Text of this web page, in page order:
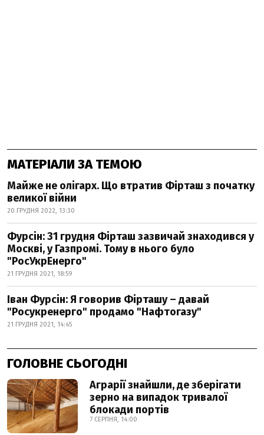
МАТЕРІАЛИ ЗА ТЕМОЮ
Майже не олігарх. Що втратив Фірташ з початку
великої війни
20 ГРУДНЯ 2022, 13:30
Фурсін: 31 грудня Фірташ зазвичай знаходився у
Москві, у Газпромі. Тому в нього було
"РосУкрЕнерго"
21 ГРУДНЯ 2021, 18:59
Іван Фурсін: Я говорив Фірташу – давай
"Росукренерго" продамо "Нафтогазу"
21 ГРУДНЯ 2021, 14:45
ГОЛОВНЕ СЬОГОДНІ
Аграрії знайшли, де зберігати
зерно на випадок тривалої
блокади портів
7 СЕРПНЯ, 14:00